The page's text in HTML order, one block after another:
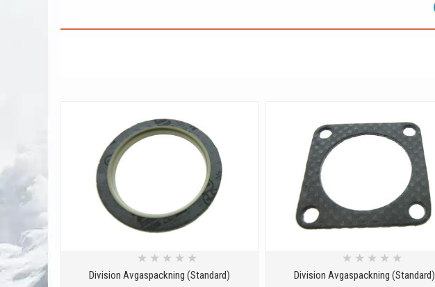
Division Avgaspackning (Standard)
★ ★ ★ ★ ★
Division Avgaspackning (Standard)
★ ★ ★ ★ ★